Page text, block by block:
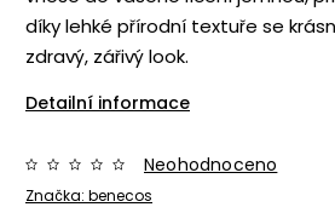
díky lehké přírodní textuře se
zdravý, zářivý look.
Detailní informace
Značka: benecos
Neohodnoceno